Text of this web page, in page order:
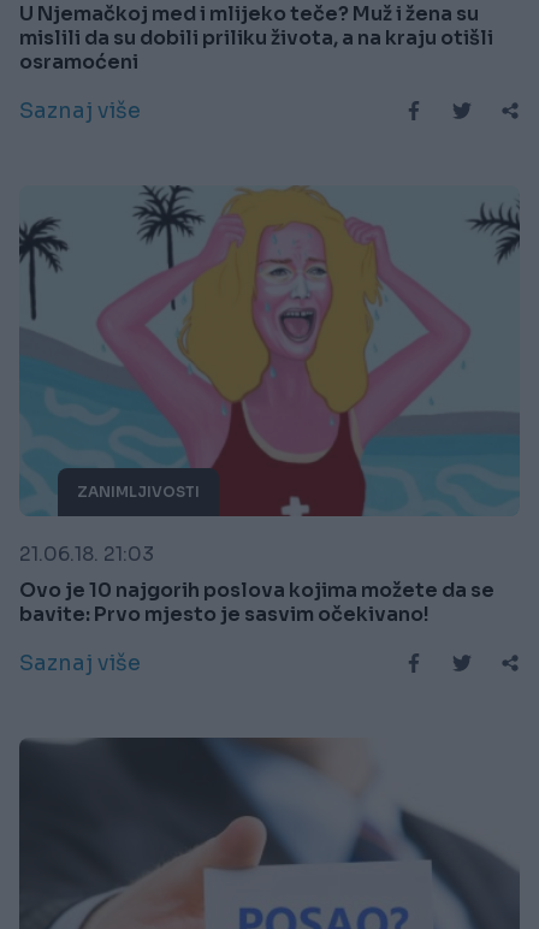
U Njemačkoj med i mlijeko teče? Muž i žena su
mislili da su dobili priliku života, a na kraju otišli
osramoćeni
Saznaj više
ZANIMLJIVOSTI
21.06.18. 21:03
Ovo je 10 najgorih poslova kojima možete da se
bavite: Prvo mjesto je sasvim očekivano!
Saznaj više